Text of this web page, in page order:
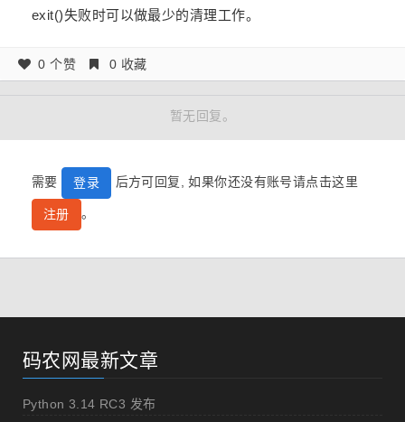
exit()失败时可以做最少的清理工作。
0 个赞 0 收藏
暂无回复。
需要 登录 后方可回复, 如果你还没有账号请点击这里
注册 。
码农网最新文章
Python 3.14 RC3 发布